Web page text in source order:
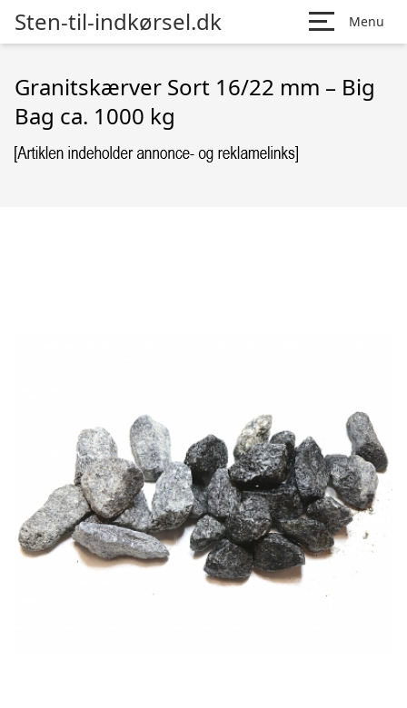
Sten-til-indkørsel.dk Menu
Granitskærver Sort 16/22 mm – Big
Bag ca. 1000 kg